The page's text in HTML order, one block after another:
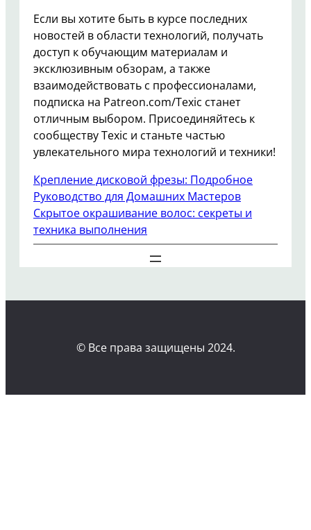
Если вы хотите быть в курсе последних
новостей в области технологий, получать
доступ к обучающим материалам и
эксклюзивным обзорам, а также
взаимодействовать с профессионалами,
подписка на Patreon.com/Texic станет
отличным выбором. Присоединяйтесь к
сообществу Texic и станьте частью
увлекательного мира технологий и техники!
Крепление дисковой фрезы: Подробное
Руководство для Домашних Мастеров
Скрытое окрашивание волос: секреты и
техника выполнения
© Все права защищены 2024.